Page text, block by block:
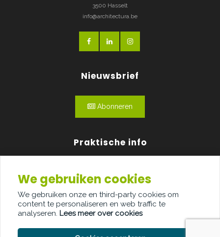
3500 Hasselt
info@architectura.be
Nieuwsbrief
Abonneren
Praktische info
Over ons
Adverteren
Contact
We gebruiken cookies
We gebruiken onze en third-party cookies om
content te personaliseren en web traffic te
analyseren. Lees meer over cookies